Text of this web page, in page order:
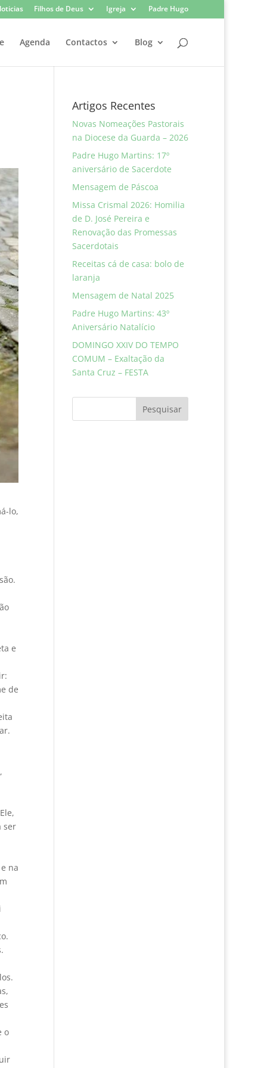
Filhos de Deus Igreja Padre Hugo
Agenda Contactos Blog
lo,
e
de
ser
na
o
Artigos Recentes
Novas Nomeações Pastorais
na Diocese da Guarda – 2026
Padre Hugo Martins: 17º
aniversário de Sacerdote
Mensagem de Páscoa
Missa Crismal 2026: Homilia
de D. José Pereira e
Renovação das Promessas
Sacerdotais
Receitas cá de casa: bolo de
laranja
Mensagem de Natal 2025
Padre Hugo Martins: 43º
Aniversário Natalício
DOMINGO XXIV DO TEMPO
COMUM – Exaltação da
Santa Cruz – FESTA
Pesquisar